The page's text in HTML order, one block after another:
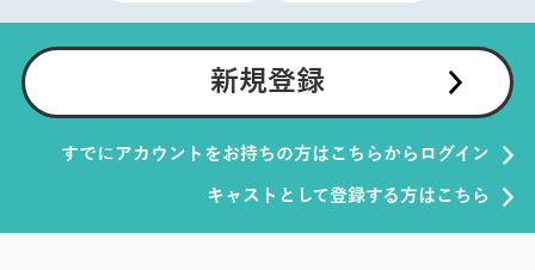
新規登録
すでにアカウントをお持ちの方はこちらからログイン
キャストとして登録する方はこちら